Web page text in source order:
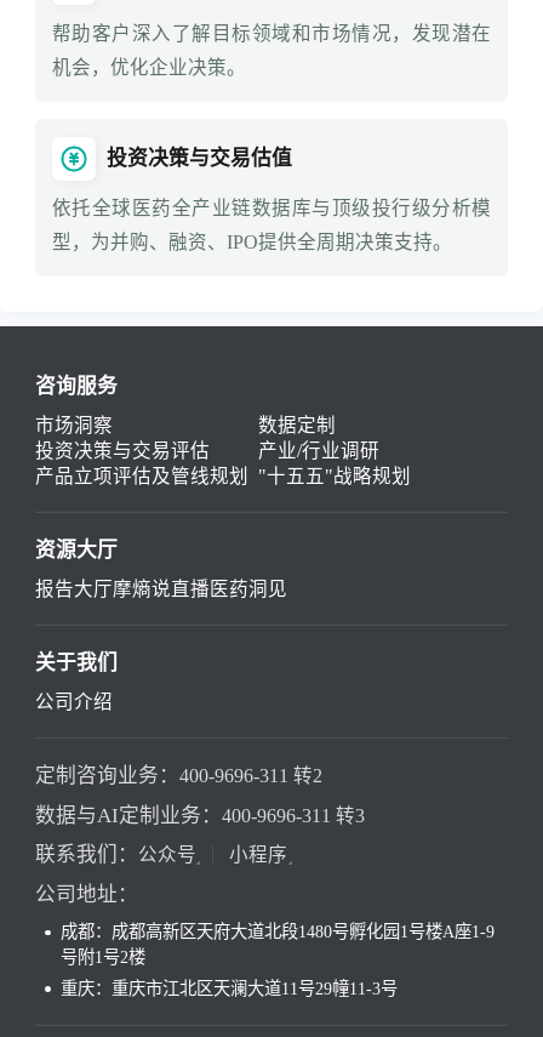
帮助客户深入了解目标领域和市场情况，发现潜在
机会，优化企业决策。
投资决策与交易估值
依托全球医药全产业链数据库与顶级投行级分析模
型，为并购、融资、IPO提供全周期决策支持。
咨询服务
市场洞察
数据定制
投资决策与交易评估
产业/行业调研
产品立项评估及管线规划
"十五五"战略规划
资源大厅
报告大厅摩熵说直播 医药洞见
关于我们
公司介绍
定制咨询业务： 400-9696-311 转2
数据与AI定制业务： 400-9696-311 转3
联系我们： 公众号 小程序
公司地址：
成都：成都高新区天府大道北段1480号孵化园1号楼A座1-9
号附1号2楼
重庆：重庆市江北区天澜大道11号29幢11-3号